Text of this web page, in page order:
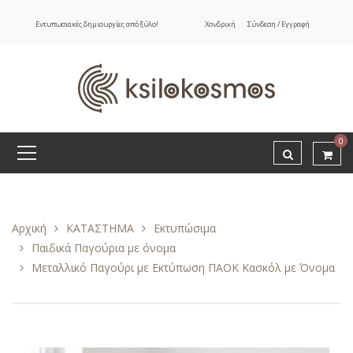
Εντυπωσιακές δημιουργίες από ξύλο! Χονδρική Σύνδεση / Εγγραφή
0
Αρχική ΚΑΤΑΣΤΗΜΑ
Εκτυπώσιμα
Παιδικά Παγούρια με όνομα
Μεταλλικό Παγούρι με Εκτύπωση ΠΑΟΚ Κασκόλ με Όνομα